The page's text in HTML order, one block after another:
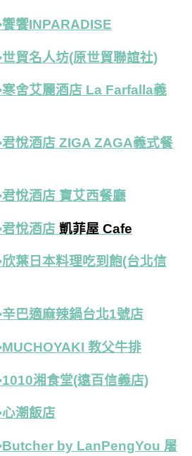
饗INPARADISE
世貿名人坊(原世貿聯誼社)
舍艾麗酒店 La Farfalla義
悅酒店 ZIGA ZAGA義式餐
君悅酒店 寶艾西餐廳
悅酒店 凱菲屋 Cafe
欣葉日本料理吃到飽(台北信
巴適麻辣鍋台北1號店
教父牛排
湘食堂(遠百信義店)
心潮飯店
by LanPengYou 屠